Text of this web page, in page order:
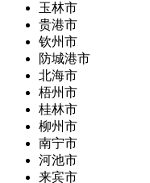
玉林市
贵港市
钦州市
防城港市
北海市
梧州市
桂林市
柳州市
南宁市
河池市
来宾市